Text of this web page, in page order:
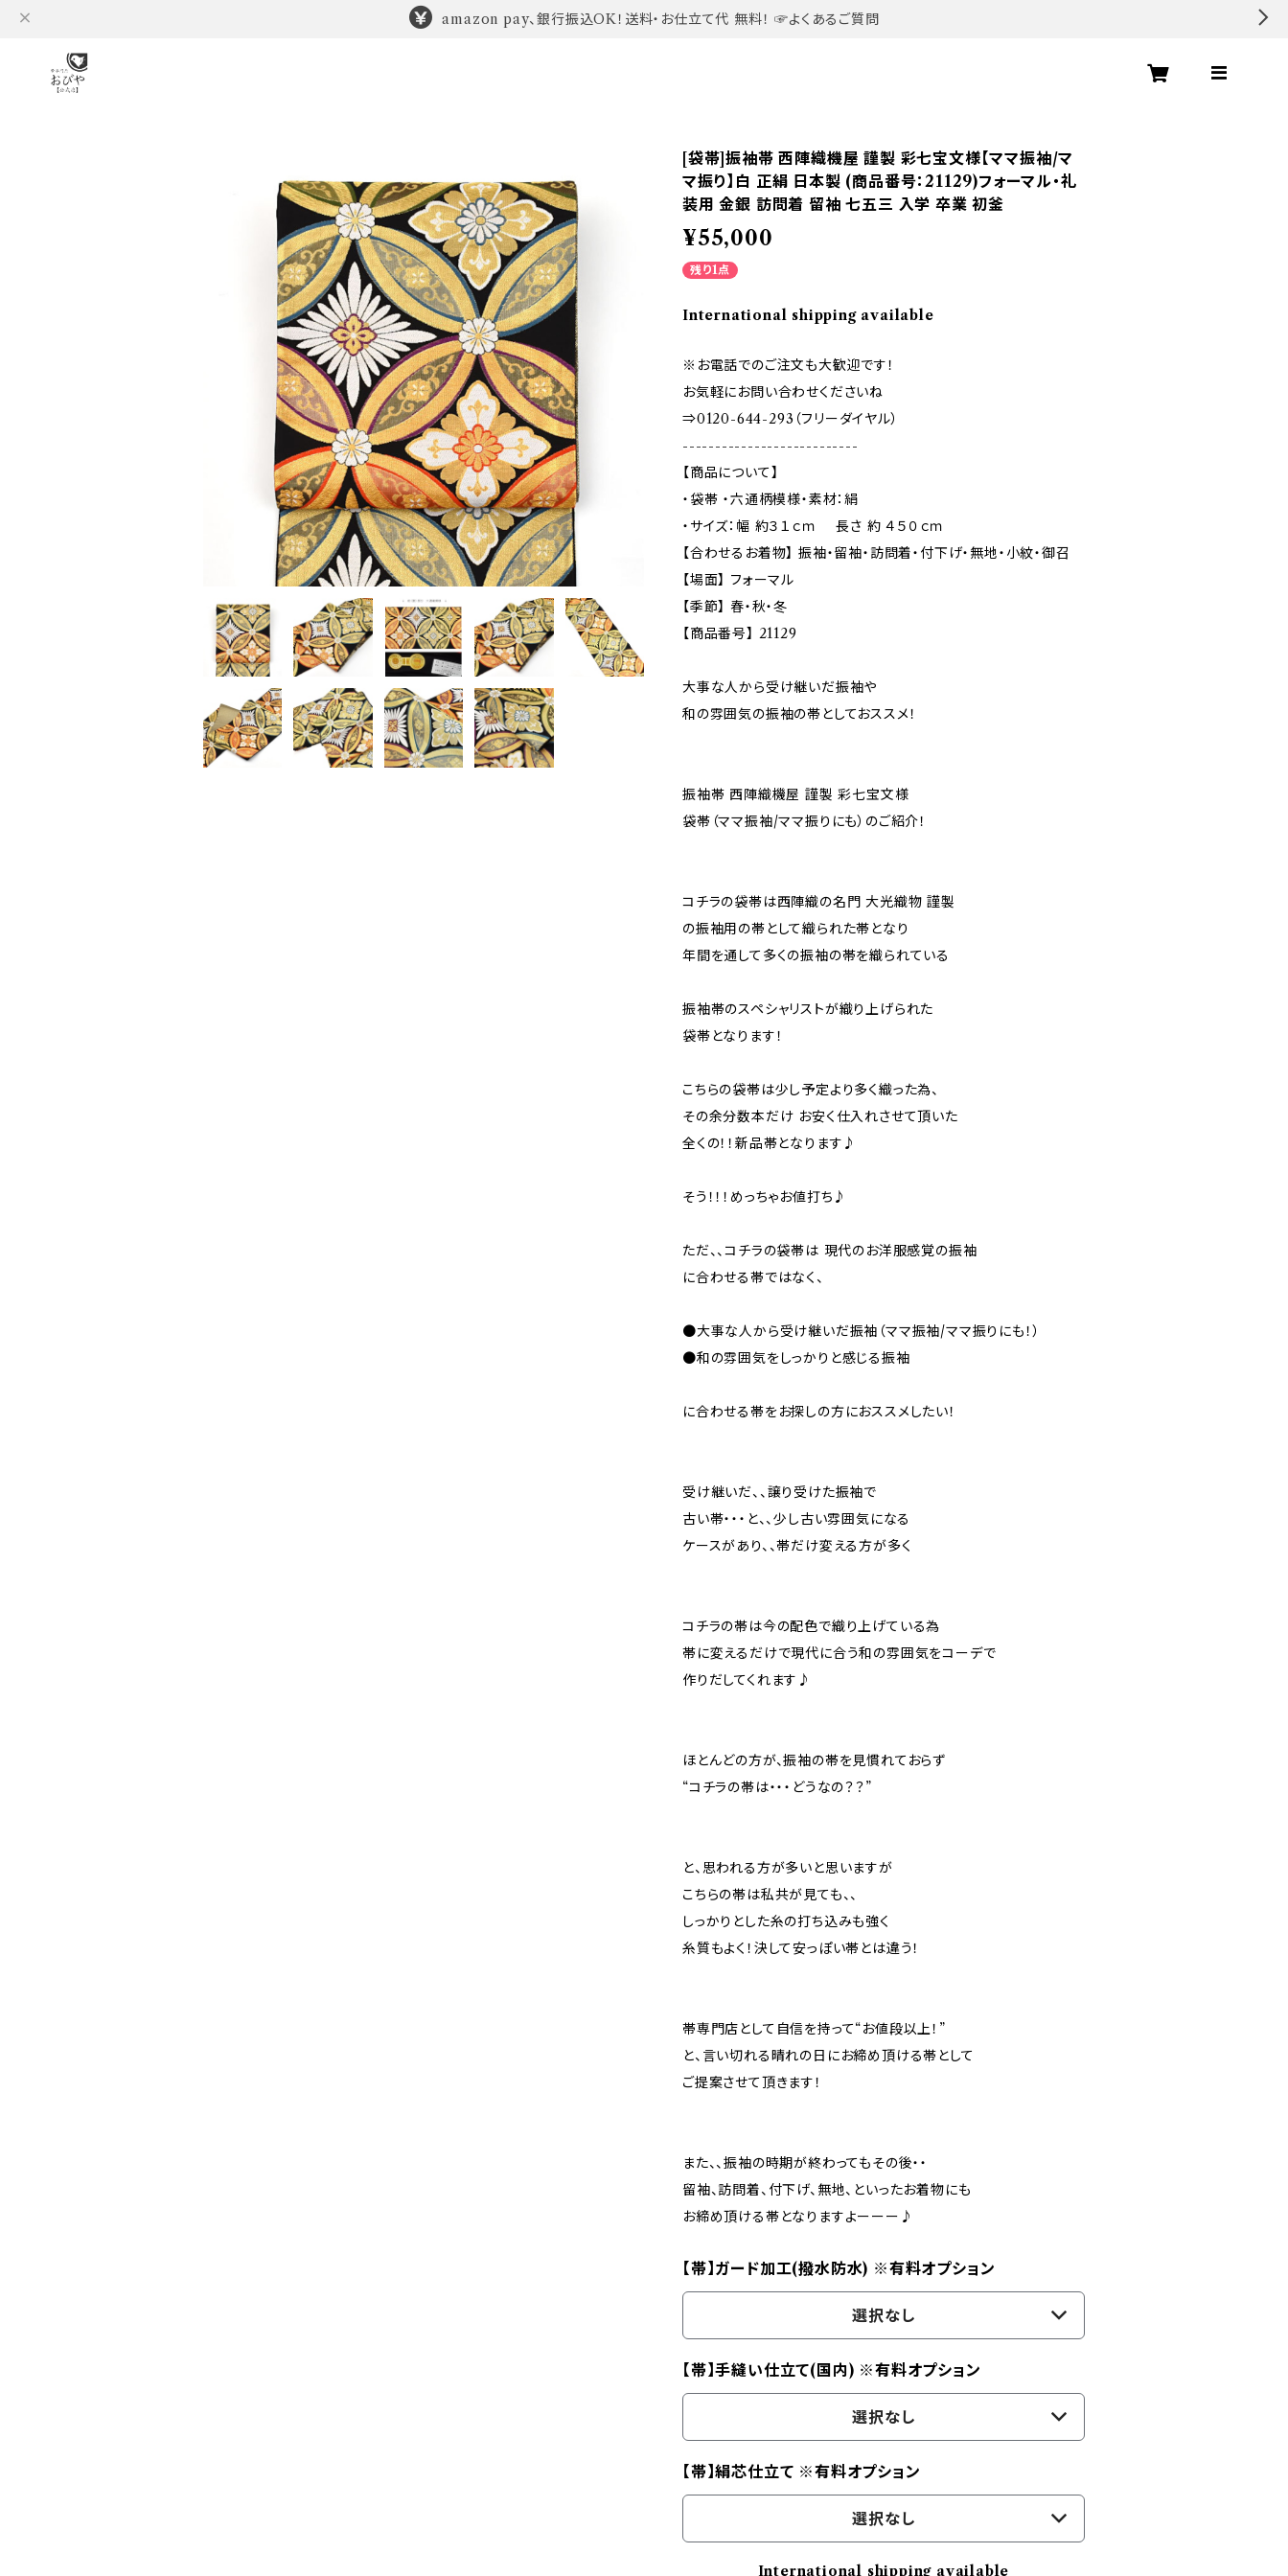
amazon pay、銀行振込OK！送料・お仕立て代 無料！ ☞よくあるご質問
[袋帯]振袖帯 西陣織機屋 謹製 彩七宝文様【ママ振袖/マ
マ振り】白 正絹 日本製 (商品番号：21129)フォーマル・礼
装用 金銀 訪問着 留袖 七五三 入学 卒業 初釜
¥55,000
残り1点
International shipping available
※お電話でのご注文も大歓迎です！
お気軽にお問い合わせくださいね
⇒0120-644-293（フリーダイヤル）
---------------------------
【商品について】
・袋帯 ・六通柄模様・素材：絹
・サイズ：幅 約３１ｃｍ 長さ 約 ４５０ｃｍ
【合わせるお着物】 振袖・留袖・訪問着・付下げ・無地・小紋・御召
【場面】 フォーマル
【季節】 春・秋・冬
【商品番号】 21129
大事な人から受け継いだ振袖や
和の雰囲気の振袖の帯としておススメ！
振袖帯 西陣織機屋 謹製 彩七宝文様
袋帯（ママ振袖/ママ振りにも）のご紹介！
コチラの袋帯は西陣織の名門 大光織物 謹製
の振袖用の帯として織られた帯となり
年間を通して多くの振袖の帯を織られている
振袖帯のスペシャリストが織り上げられた
袋帯となります！
こちらの袋帯は少し予定より多く織った為、
その余分数本だけ お安く仕入れさせて頂いた
全くの！！新品帯となります♪
そう！！！めっちゃお値打ち♪
ただ、、コチラの袋帯は 現代のお洋服感覚の振袖
に合わせる帯ではなく、
●大事な人から受け継いだ振袖（ママ振袖/ママ振りにも！）
●和の雰囲気をしっかりと感じる振袖
に合わせる帯をお探しの方におススメしたい！
受け継いだ、、譲り受けた振袖で
古い帯・・・と、、少し古い雰囲気になる
ケースがあり、、帯だけ変える方が多く
コチラの帯は今の配色で織り上げている為
帯に変えるだけで現代に合う和の雰囲気をコーデで
作りだしてくれます♪
ほとんどの方が、振袖の帯を見慣れておらず
“コチラの帯は・・・どうなの？？”
と、思われる方が多いと思いますが
こちらの帯は私共が見ても、、
しっかりとした糸の打ち込みも強く
糸質もよく！決して安っぽい帯とは違う！
帯専門店として自信を持って“お値段以上！”
と、言い切れる晴れの日にお締め頂ける帯として
ご提案させて頂きます！
また、、振袖の時期が終わってもその後・・
留袖、訪問着、付下げ、無地、といったお着物にも
お締め頂ける帯となりますよーーー♪
【帯】ガード加工(撥水防水) ※有料オプション
選択なし
【帯】手縫い仕立て(国内) ※有料オプション
選択なし
【帯】絹芯仕立て ※有料オプション
選択なし
International shipping available